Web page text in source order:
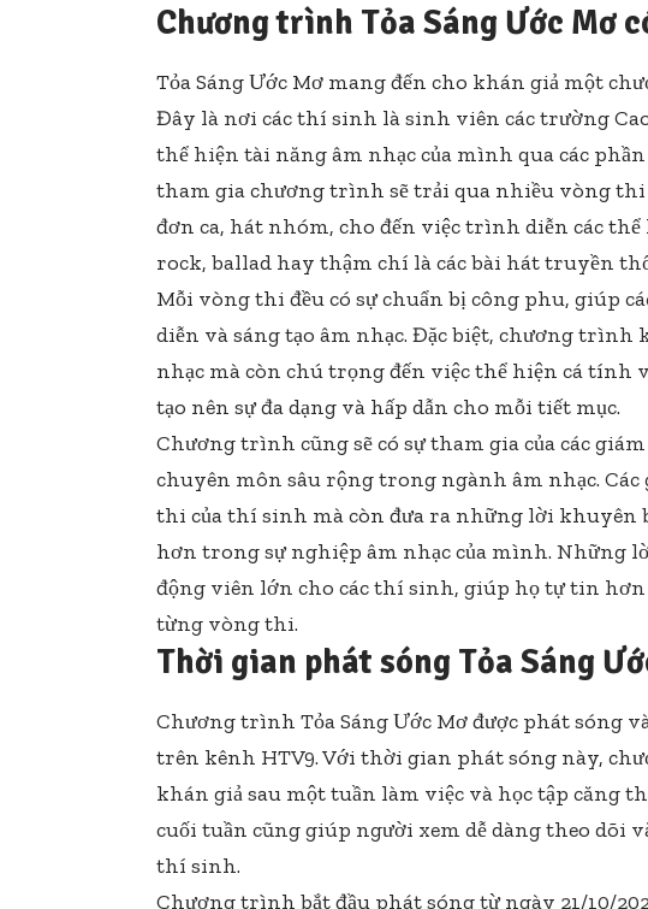
Chương trình Tỏa Sáng Ước Mơ
Tỏa Sáng Ước Mơ mang đến cho khán giả một
Đây là nơi các thí sinh là sinh viên các trường
thể hiện tài năng âm nhạc của mình qua các
tham gia chương trình sẽ trải qua nhiều vòng
đơn ca, hát nhóm, cho đến việc trình diễn các
rock, ballad hay thậm chí là các bài hát truyền
Mỗi vòng thi đều có sự chuẩn bị công phu, giúp
diễn và sáng tạo âm nhạc. Đặc biệt, chương
nhạc mà còn chú trọng đến việc thể hiện cá tính
tạo nên sự đa dạng và hấp dẫn cho mỗi tiết mục.
Chương trình cũng sẽ có sự tham gia của các
chuyên môn sâu rộng trong ngành âm nhạc.
thi của thí sinh mà còn đưa ra những lời
hơn trong sự nghiệp âm nhạc của mình. Những
động viên lớn cho các thí sinh, giúp họ tự tin
từng vòng thi.
Thời gian phát sóng Tỏa Sáng
Chương trình Tỏa Sáng Ước Mơ được phát sóng
trên kênh HTV9. Với thời gian phát sóng này,
khán giả sau một tuần làm việc và học tập căng
cuối tuần cũng giúp người xem dễ dàng theo dõi
thí sinh.
Chương trình bắt đầu phát sóng từ ngày 21/10/